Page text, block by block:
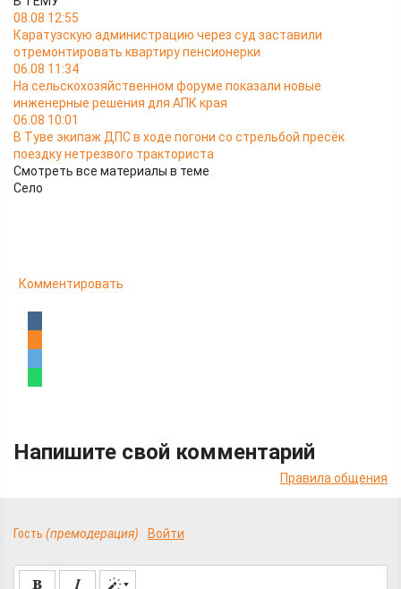
08.08 12:55
Каратузскую администрацию через суд заставили
отремонтировать квартиру пенсионерки
06.08 11:34
На сельскохозяйственном форуме показали новые
инженерные решения для АПК края
06.08 10:01
В Туве экипаж ДПС в ходе погони со стрельбой пресёк
поездку нетрезвого тракториста
Смотреть все материалы в теме
Село
Комментировать
Напишите свой комментарий
Правила общения
Гость (премодерация) Войти